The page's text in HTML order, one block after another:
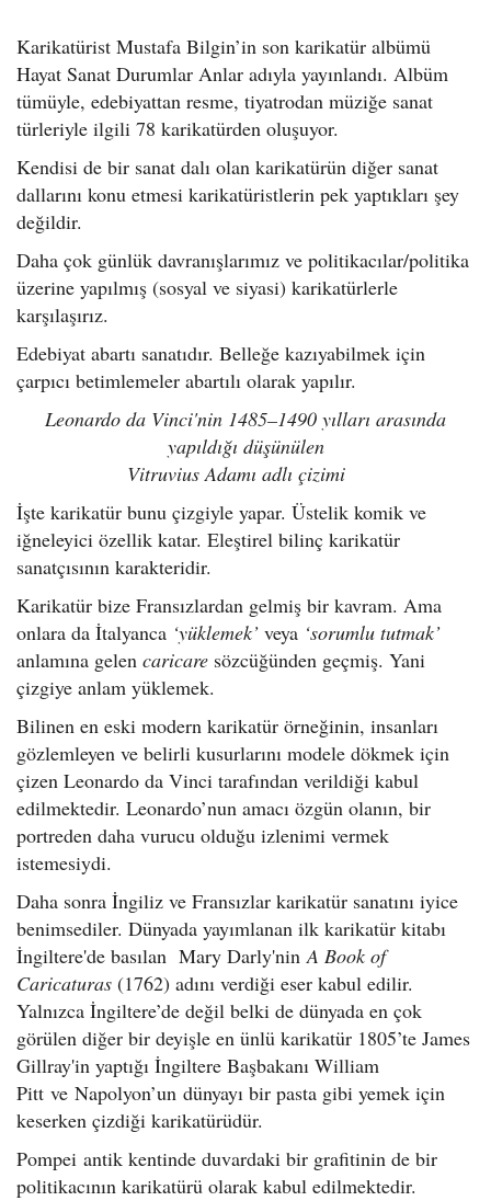
n
Karikatürist Mustafa Bilgin’in son karikatür albümü
Hayat Sanat Durumlar Anlar adıyla yayınlandı. Albüm
tümüyle, edebiyattan resme, tiyatrodan müziğe sanat
türleriyle ilgili 78 karikatürden oluşuyor.
Kendisi de bir sanat dalı olan karikatürün diğer sanat
dallarını konu etmesi karikatüristlerin pek yaptıkları şey
değildir.
Daha çok günlük davranışlarımız ve politikacılar/politika
üzerine yapılmış (sosyal ve siyasi) karikatürlerle
karşılaşırız.
Edebiyat abartı sanatıdır. Belleğe kazıyabilmek için
çarpıcı betimlemeler abartılı olarak yapılır.
Leonardo da Vinci'nin 1485–1490 yılları arasında
yapıldığı düşünülen
Vitruvius Adamı adlı çizimi
İşte karikatür bunu çizgiyle yapar. Üstelik komik ve
iğneleyici özellik katar. Eleştirel bilinç karikatür
sanatçısının karakteridir.
Karikatür bize Fransızlardan gelmiş bir kavram. Ama
onlara da İtalyanca ‘yüklemek’ veya ‘sorumlu tutmak’
anlamına gelen caricare sözcüğünden geçmiş. Yani
çizgiye anlam yüklemek.
Bilinen en eski modern karikatür örneğinin, insanları
gözlemleyen ve belirli kusurlarını modele dökmek için
çizen Leonardo da Vinci tarafından verildiği kabul
edilmektedir. Leonardo’nun amacı özgün olanın, bir
portreden daha vurucu olduğu izlenimi vermek
istemesiydi.
Daha sonra İngiliz ve Fransızlar karikatür sanatını iyice
benimsediler. Dünyada yayımlanan ilk karikatür kitabı
İngiltere'de basılan Mary Darly'nin A Book of
Caricaturas (1762) adını verdiği eser kabul edilir.
Yalnızca İngiltere’de değil belki de dünyada en çok
görülen diğer bir deyişle en ünlü karikatür 1805’te James
Gillray'in yaptığı İngiltere Başbakanı William
Pitt ve Napolyon’un dünyayı bir pasta gibi yemek için
keserken çizdiği karikatürüdür.
Pompei antik kentinde duvardaki bir grafitinin de bir
politikacının karikatürü olarak kabul edilmektedir.